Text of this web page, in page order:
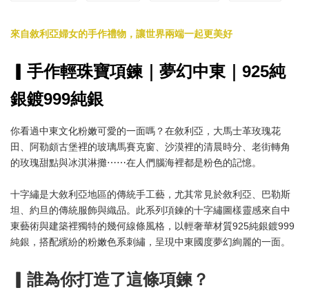
來自敘利亞婦女的手作禮物，讓世界兩端一起更美好
▎手作輕珠寶項鍊｜夢幻中東｜925純
銀鍍999純銀
你看過中東文化粉嫩可愛的一面嗎？在敘利亞，大馬士革玫瑰花
田、阿勒頗古堡裡的玻璃馬賽克窗、沙漠裡的清晨時分、老街轉角
的玫瑰甜點與冰淇淋攤⋯⋯在人們腦海裡都是粉色的記憶。
十字繡是大敘利亞地區的傳統手工藝，尤其常見於敘利亞、巴勒斯
坦、約旦的傳統服飾與織品。此系列項鍊的十字繡圖樣靈感來自中
東藝術與建築裡獨特的幾何線條風格，以輕奢華材質925純銀鍍999
純銀，搭配繽紛的粉嫩色系刺繡，呈現中東國度夢幻絢麗的一面。
▎誰為你打造了這條項鍊？